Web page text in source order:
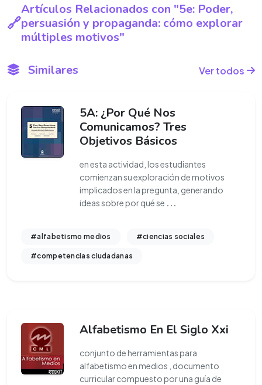
Artículos Relacionados con "5e: Poder,
persuasión y propaganda: cómo explorar
múltiples motivos"
Similares Ver todos
5A: ¿Por Qué Nos
Comunicamos? Tres
Objetivos Básicos
en esta actividad, los estudiantes
comienzan su exploración de motivos
implicados en la pregunta, generando
ideas sobre por qué se ...
#alfabetismo medios #ciencias sociales
#competencias ciudadanas
Alfabetismo En El Siglo Xxi
conjunto de herramientas para
alfabetismo en medios , documento
curricular compuesto por una guía de